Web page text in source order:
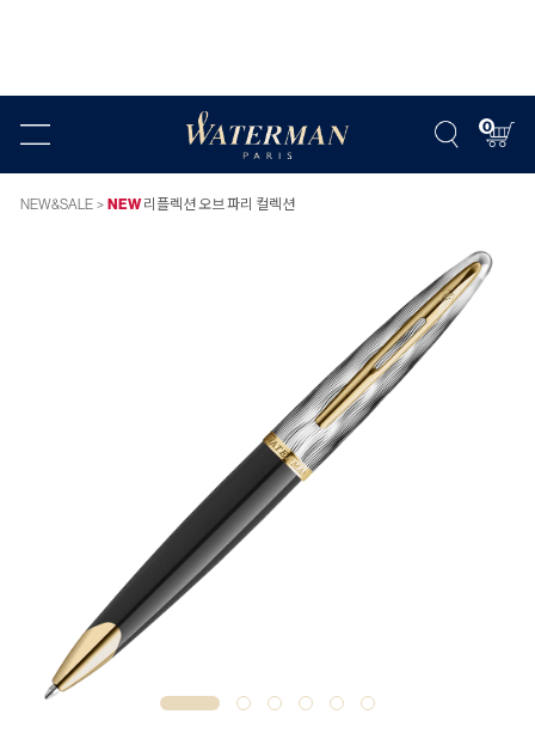
0
NEW&SALE NEW리플렉션 오브 파리 컬렉션